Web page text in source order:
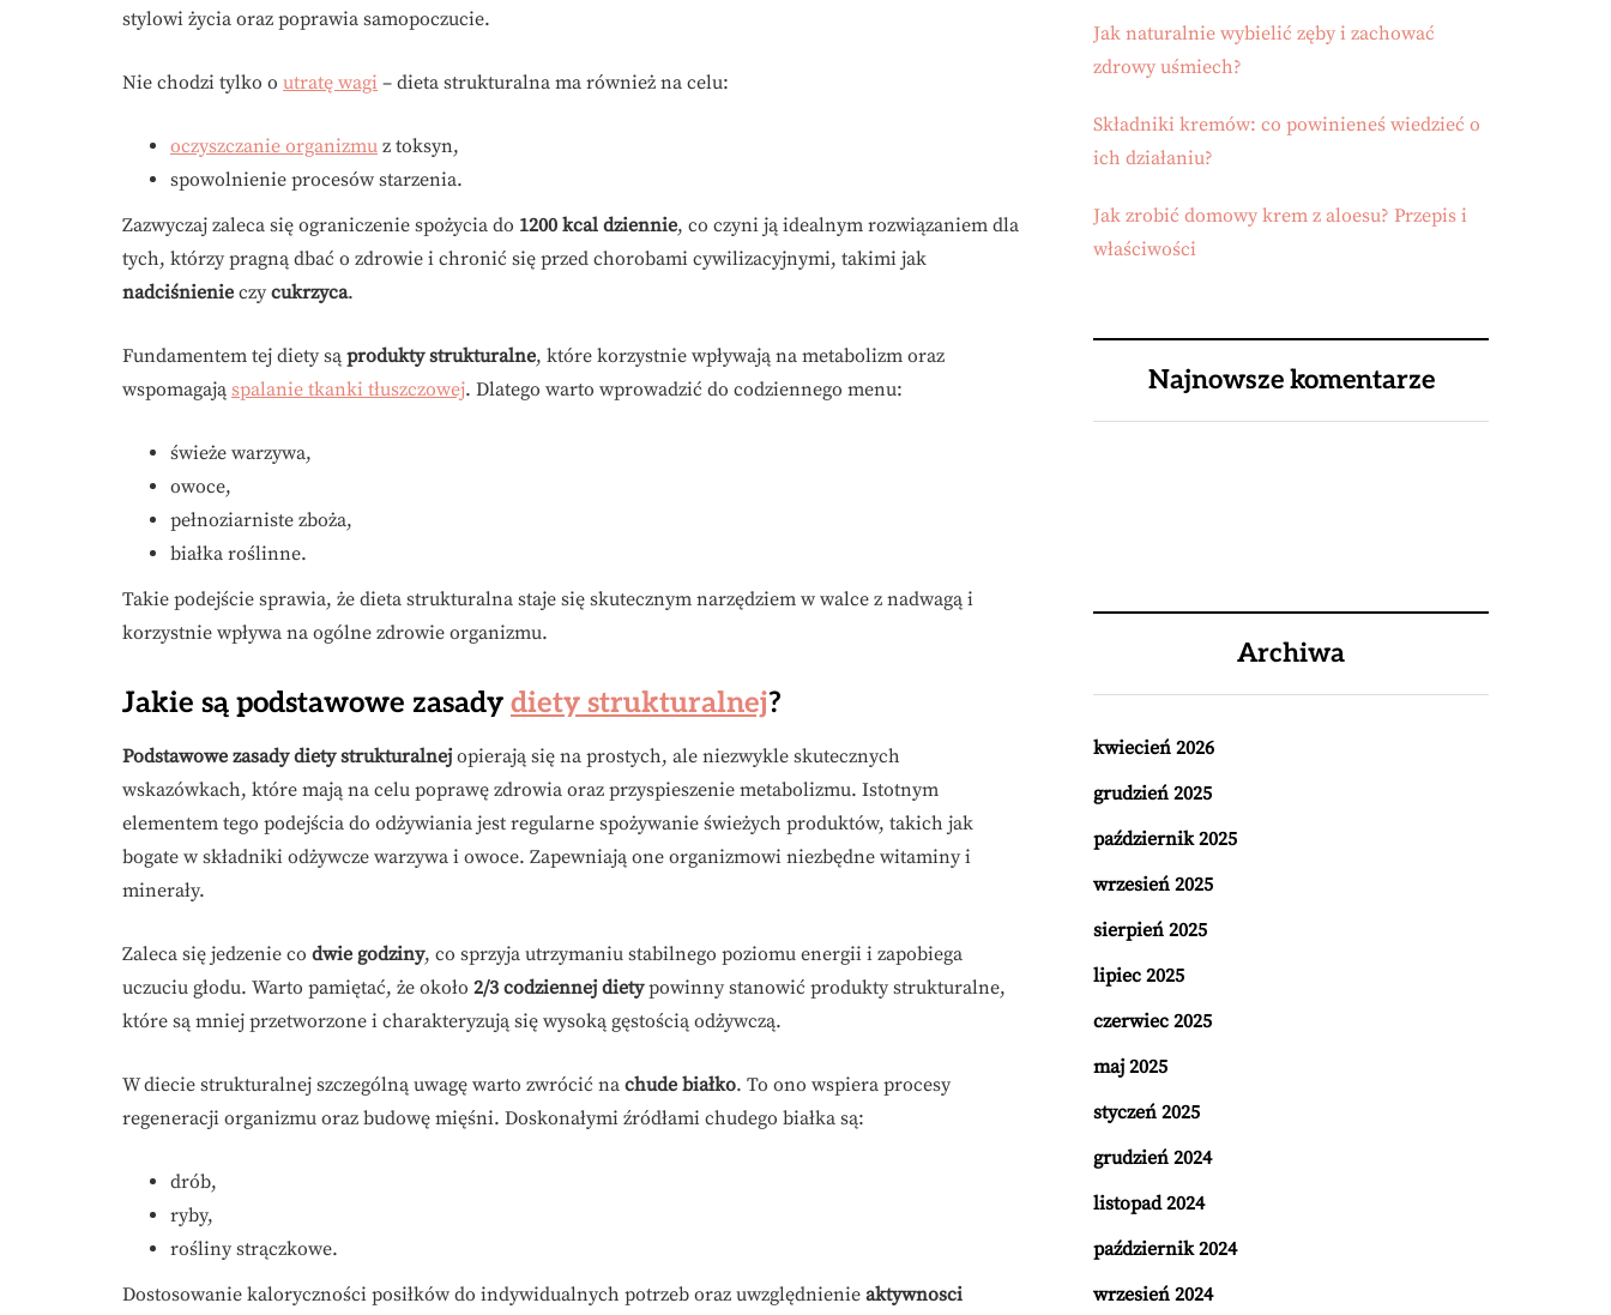
stylowi życia oraz poprawia samopoczucie.
Nie chodzi tylko o utratę wagi – dieta strukturalna ma również na celu:
oczyszczanie organizmu z toksyn,
spowolnienie procesów starzenia.
Zazwyczaj zaleca się ograniczenie spożycia do 1200 kcal dziennie, co czyni ją idealnym rozwiązaniem dla
tych, którzy pragną dbać o zdrowie i chronić się przed chorobami cywilizacyjnymi, takimi jak
nadciśnienie czy cukrzyca.
Fundamentem tej diety są produkty strukturalne, które korzystnie wpływają na metabolizm oraz
wspomagają spalanie tkanki tłuszczowej. Dlatego warto wprowadzić do codziennego menu:
świeże warzywa,
owoce,
pełnoziarniste zboża,
białka roślinne.
Takie podejście sprawia, że dieta strukturalna staje się skutecznym narzędziem w walce z nadwagą i
korzystnie wpływa na ogólne zdrowie organizmu.
Jakie są podstawowe zasady diety strukturalnej?
Podstawowe zasady diety strukturalnej opierają się na prostych, ale niezwykle skutecznych
wskazówkach, które mają na celu poprawę zdrowia oraz przyspieszenie metabolizmu. Istotnym
elementem tego podejścia do odżywiania jest regularne spożywanie świeżych produktów, takich jak
bogate w składniki odżywcze warzywa i owoce. Zapewniają one organizmowi niezbędne witaminy i
minerały.
Zaleca się jedzenie co dwie godziny, co sprzyja utrzymaniu stabilnego poziomu energii i zapobiega
uczuciu głodu. Warto pamiętać, że około 2/3 codziennej dietypowinny stanowić produkty strukturalne,
które są mniej przetworzone i charakteryzują się wysoką gęstością odżywczą.
W diecie strukturalnej szczególną uwagę warto zwrócić na chude białko. To ono wspiera procesy
regeneracji organizmu oraz budowę mięśni. Doskonałymi źródłami chudego białka są:
drób,
ryby,
rośliny strączkowe.
Dostosowanie kaloryczności posiłków do indywidualnych potrzeb oraz uwzględnienie aktywnosci
Jak naturalnie wybielić zęby i zachować
zdrowy uśmiech?
Składniki kremów: co powinieneś wiedzieć o
ich działaniu?
Jak zrobić domowy krem z aloesu? Przepis i
właściwości
Najnowsze komentarze
Archiwa
kwiecień 2026
grudzień 2025
październik 2025
wrzesień 2025
sierpień 2025
lipiec 2025
czerwiec 2025
maj 2025
styczeń 2025
grudzień 2024
listopad 2024
październik 2024
wrzesień 2024